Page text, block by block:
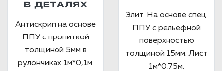
В ДЕТАЛЯХ
Антискрип на основе
ППУ с пропиткой
толщиной 5мм в
рулончиках 1м*0,1м.
Элит. На основе спец.
ППУ с рельефной
поверхностью
толщиной 15мм. Лист
1м*0,75м.